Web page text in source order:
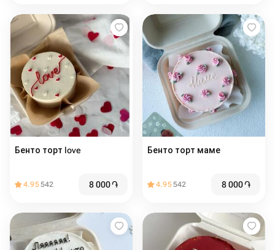
Бенто торт love
4.95542 8 000֏
Бенто торт маме
4.95542 8 000֏